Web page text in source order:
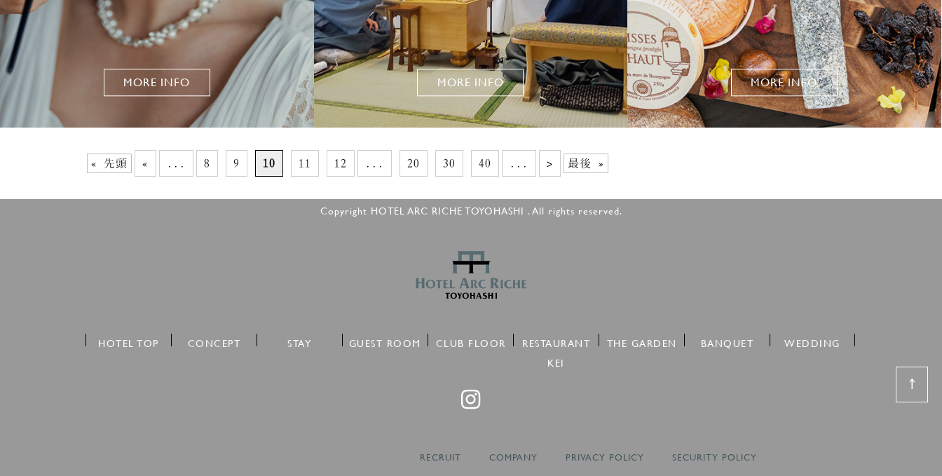
MORE INFO MORE INFO MORE INFO
« 先頭 « ... 8 9 10 11 12 ... 20 30 40 ... > 最後 »
Copyright HOTEL ARC RICHE TOYOHASHI . All rights reserved.
HOTEL TOP CONCEPT STAY GUEST ROOM CLUB FLOOR
RESTAURANT
KEI
THE GARDEN BANQUET WEDDING
RECRUIT COMPANY PRIVACY POLICY SECURITY POLICY
↑